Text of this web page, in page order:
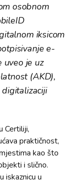
osobnom
iksicom
e-
uveo je uz
(AKD),
Certiliji,
praktičnost,
kao što
i slično.
iskaznicu u